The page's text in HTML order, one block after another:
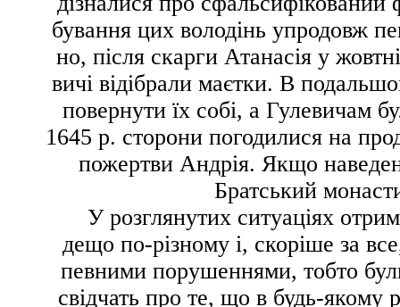
бування цих володінь упродовж
но, після скарги Атанасія у
вичі відібрали маєтки. В
повернути їх собі, а Гулевичам
1645 р. сторони погодилися на
пожертви Андрія. Якщо
Братський
У розглянутих ситуаціях
дещо по-різному і, скоріше за
певними порушеннями, тобто
свідчать про те, що в будь-якому